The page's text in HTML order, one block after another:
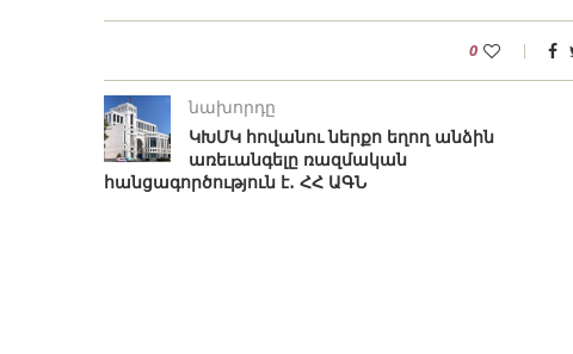
0
նախորդը
ԿԽՄԿ հովանու ներքո եղող անձին
առեւանգելը ռազմական
հանցագործություն է․ ՀՀ ԱԳՆ